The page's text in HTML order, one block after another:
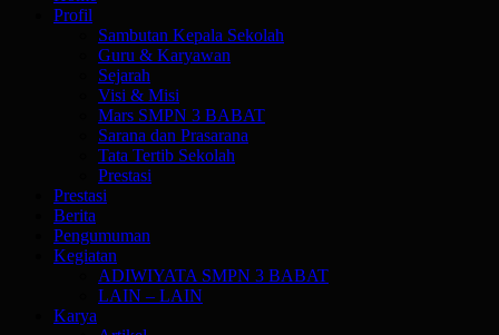
Profil
Sambutan Kepala Sekolah
Guru & Karyawan
Sejarah
Visi & Misi
Mars SMPN 3 BABAT
Sarana dan Prasarana
Tata Tertib Sekolah
Prestasi
Prestasi
Berita
Pengumuman
Kegiatan
ADIWIYATA SMPN 3 BABAT
LAIN – LAIN
Karya